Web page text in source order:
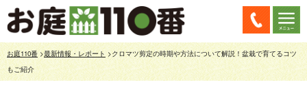
お庭110番>最新情報・レポート >クロマツ剪定の時期や方法について解説！盆栽で育てるコツ
もご紹介